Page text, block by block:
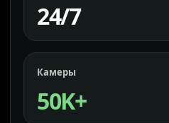
24/7
Камеры
50K+